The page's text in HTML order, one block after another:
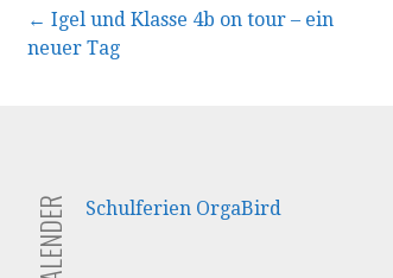
Beitragsnavigation
← Igel und Klasse 4b on tour – ein
neuer Tag
Schulferien OrgaBird